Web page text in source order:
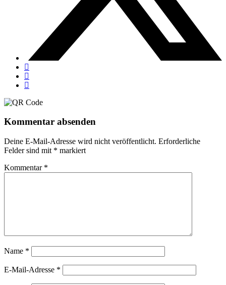
Kommentar absenden
Deine E-Mail-Adresse wird nicht veröffentlicht. Erforderliche
Felder sind mit * markiert
Kommentar *
Name *
E-Mail-Adresse *